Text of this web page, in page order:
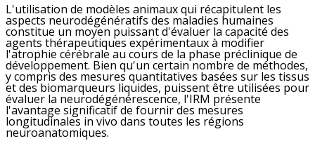
L'utilisation de modèles animaux qui récapitulent les
aspects neurodégénératifs des maladies humaines
constitue un moyen puissant d'évaluer la capacité des
agents thérapeutiques expérimentaux à modifier
l'atrophie cérébrale au cours de la phase préclinique de
développement. Bien qu'un certain nombre de méthodes,
y compris des mesures quantitatives basées sur les tissus
et des biomarqueurs liquides, puissent être utilisées pour
évaluer la neurodégénérescence, l'IRM présente
l'avantage significatif de fournir des mesures
longitudinales in vivo dans toutes les régions
neuroanatomiques.